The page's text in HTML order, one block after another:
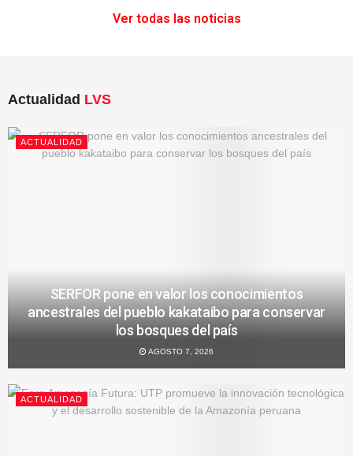
Ver todas las noticias
Actualidad LVS
ACTUALIDAD
SERFOR pone en valor los conocimientos
ancestrales del pueblo kakataibo para conservar
los bosques del país
AGOSTO 7, 2026
ACTUALIDAD